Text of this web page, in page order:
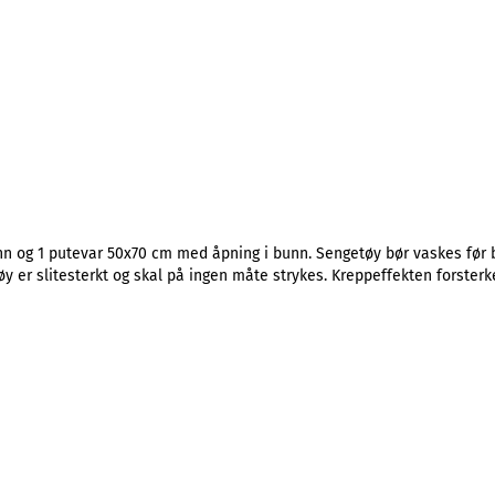
og 1 putevar 50x70 cm med åpning i bunn. Sengetøy bør vaskes
er slitesterkt og skal på ingen måte strykes. Kreppeffekten